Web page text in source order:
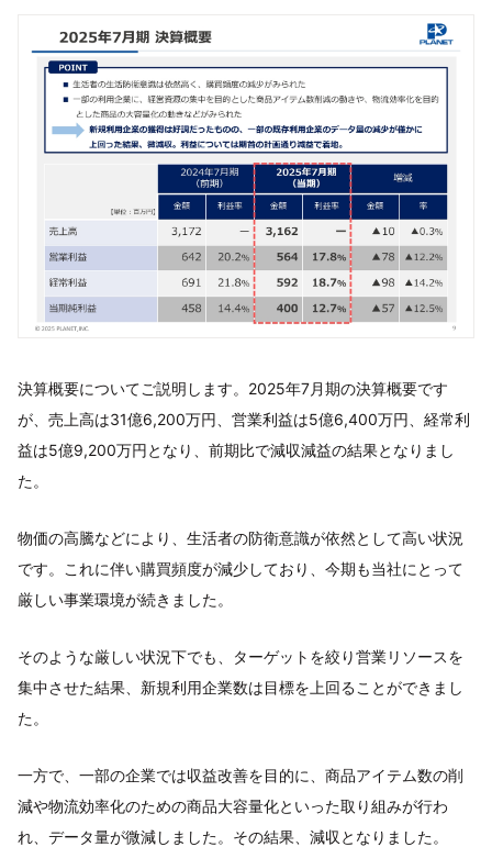
決算概要についてご説明します。2025年7月期の決算概要です
が、売上高は31億6,200万円、営業利益は5億6,400万円、経常利
益は5億9,200万円となり、前期比で減収減益の結果となりまし
た。
物価の高騰などにより、生活者の防衛意識が依然として高い状況
です。これに伴い購買頻度が減少しており、今期も当社にとって
厳しい事業環境が続きました。
そのような厳しい状況下でも、ターゲットを絞り営業リソースを
集中させた結果、新規利用企業数は目標を上回ることができまし
た。
一方で、一部の企業では収益改善を目的に、商品アイテム数の削
減や物流効率化のための商品大容量化といった取り組みが行わ
れ、データ量が微減しました。その結果、減収となりました。